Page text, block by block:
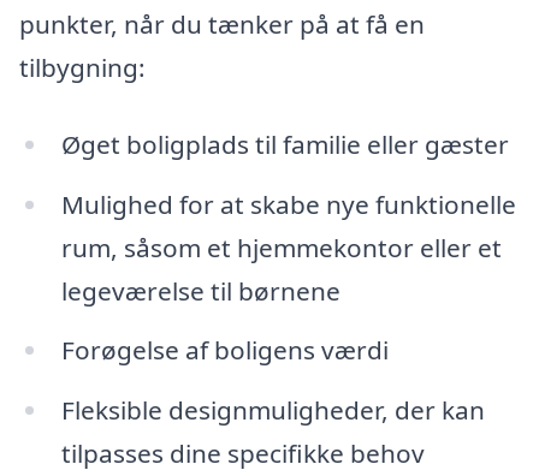
punkter, når du tænker på at få en
tilbygning:
Øget boligplads til familie eller gæster
Mulighed for at skabe nye funktionelle
rum, såsom et hjemmekontor eller et
legeværelse til børnene
Forøgelse af boligens værdi
Fleksible designmuligheder, der kan
tilpasses dine specifikke behov